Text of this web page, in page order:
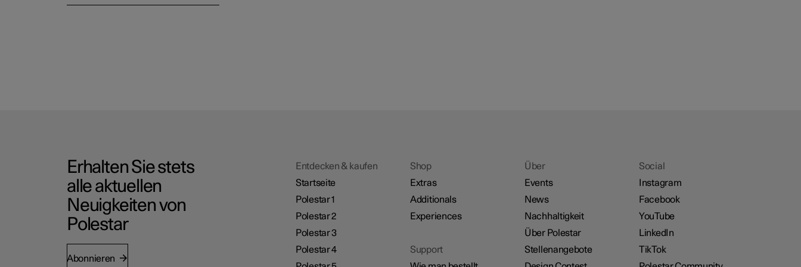
Erhalten Sie stets
alle aktuellen
Neuigkeiten von
Polestar
Abonnieren
Entdecken & kaufen
Startseite
Polestar 1
Polestar 2
Polestar 3
Polestar 4
Shop
Extras
Additionals
Experiences
Support
Über
Events
News
Nachhaltigkeit
Über Polestar
Stellenangebote
Social
Instagram
Facebook
YouTube
LinkedIn
TikTok